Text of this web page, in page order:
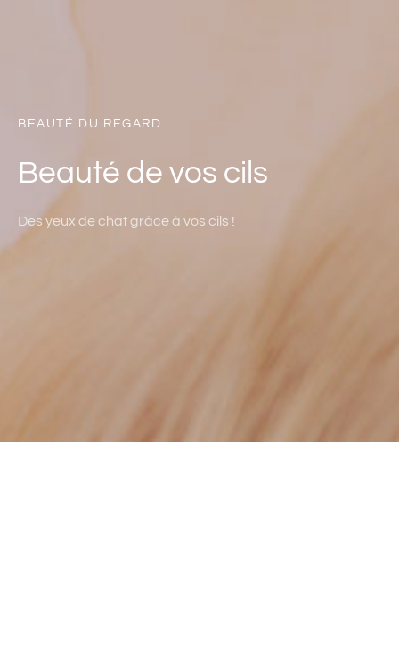
BEAUTÉ DU REGARD
Beauté de vos cils
Des yeux de chat grâce à vos cils !